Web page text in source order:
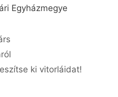
Egyházmegye
ki vitorláidat!